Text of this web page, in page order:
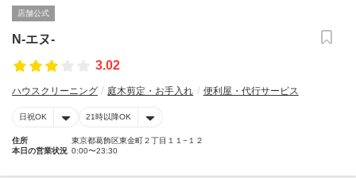
店舗公式
N-エヌ-
3.02
ハウスクリーニング 庭木剪定・お手入れ 便利屋・代行サービス
日祝OK 21時以降OK
住所
東京都葛飾区東金町２丁目１１−１２
本日の営業状況 0:00〜23:30